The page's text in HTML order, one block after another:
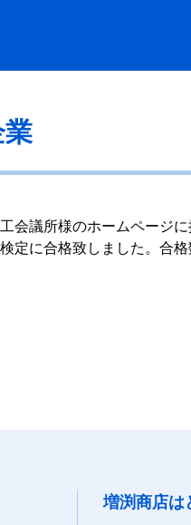
業
会議所様のホームページに
定に合格致しました。合格
増渕商店は